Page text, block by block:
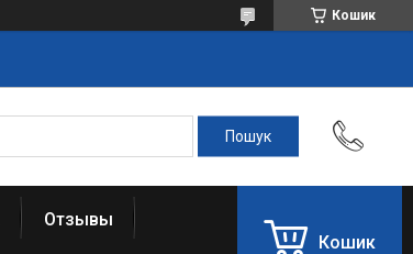
Кошик
Отзывы
Кошик